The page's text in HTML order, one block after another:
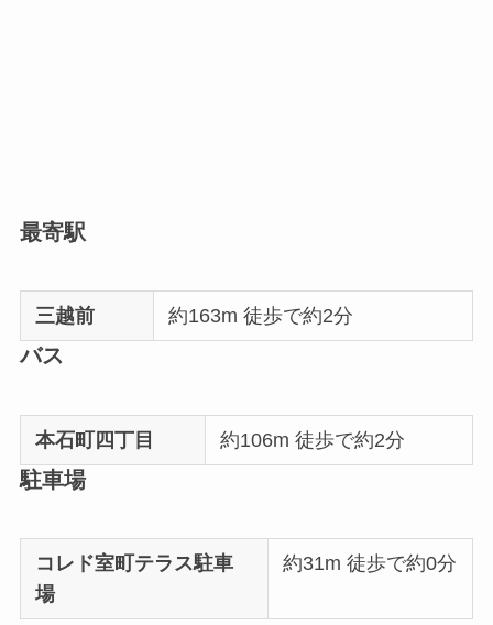
最寄駅
三越前 約163m 徒歩で約2分
バス
本石町四丁目 約106m 徒歩で約2分
駐車場
コレド室町テラス駐車
場
約31m 徒歩で約0分